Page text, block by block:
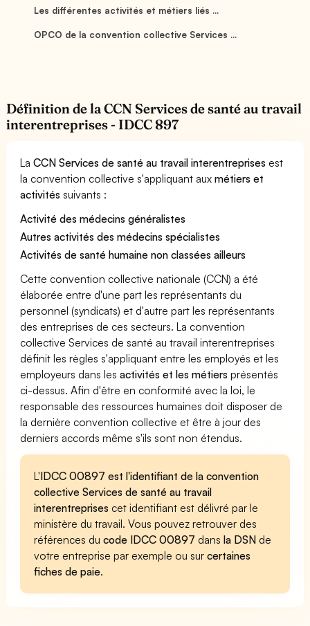
Les différentes activités et métiers liés ...
OPCO de la convention collective Services ...
Définition de la CCN Services de santé au travail
interentreprises - IDCC 897
LaCCN Services de santé au travail interentreprises est
la convention collective s'appliquant auxmétiers et
activités suivants :
Activité des médecins généralistes
Autres activités des médecins spécialistes
Activités de santé humaine non classées ailleurs
Cette convention collective nationale (CCN) a été
élaborée entre d'une part les représentants du
personnel (syndicats) et d'autre part les représentants
des entreprises de ces secteurs. La convention
collective Services de santé au travail interentreprises
définit les règles s'appliquant entre les employés et les
employeurs dans lesactivités et les métiers présentés
ci-dessus. Afin d'être en conformité avec la loi, le
responsable des ressources humaines doit disposer de
la dernière convention collective et être à jour des
derniers accords même s'ils sont non étendus.
L'IDCC 00897 est l'identifiant de la convention
collective Services de santé au travail
interentreprises cet identifiant est délivré par le
ministère du travail. Vous pouvez retrouver des
références ducode IDCC 00897 dansla DSN de
votre entreprise par exemple ou surcertaines
fiches de paie.